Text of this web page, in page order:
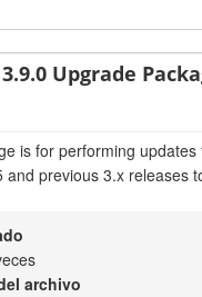
Upgrade
is for performing updates
and previous 3.x releases
archivo